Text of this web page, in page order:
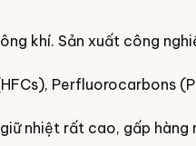
khí. Sản xuất công
Perfluorocarbons
nhiệt rất cao, gấp hàng